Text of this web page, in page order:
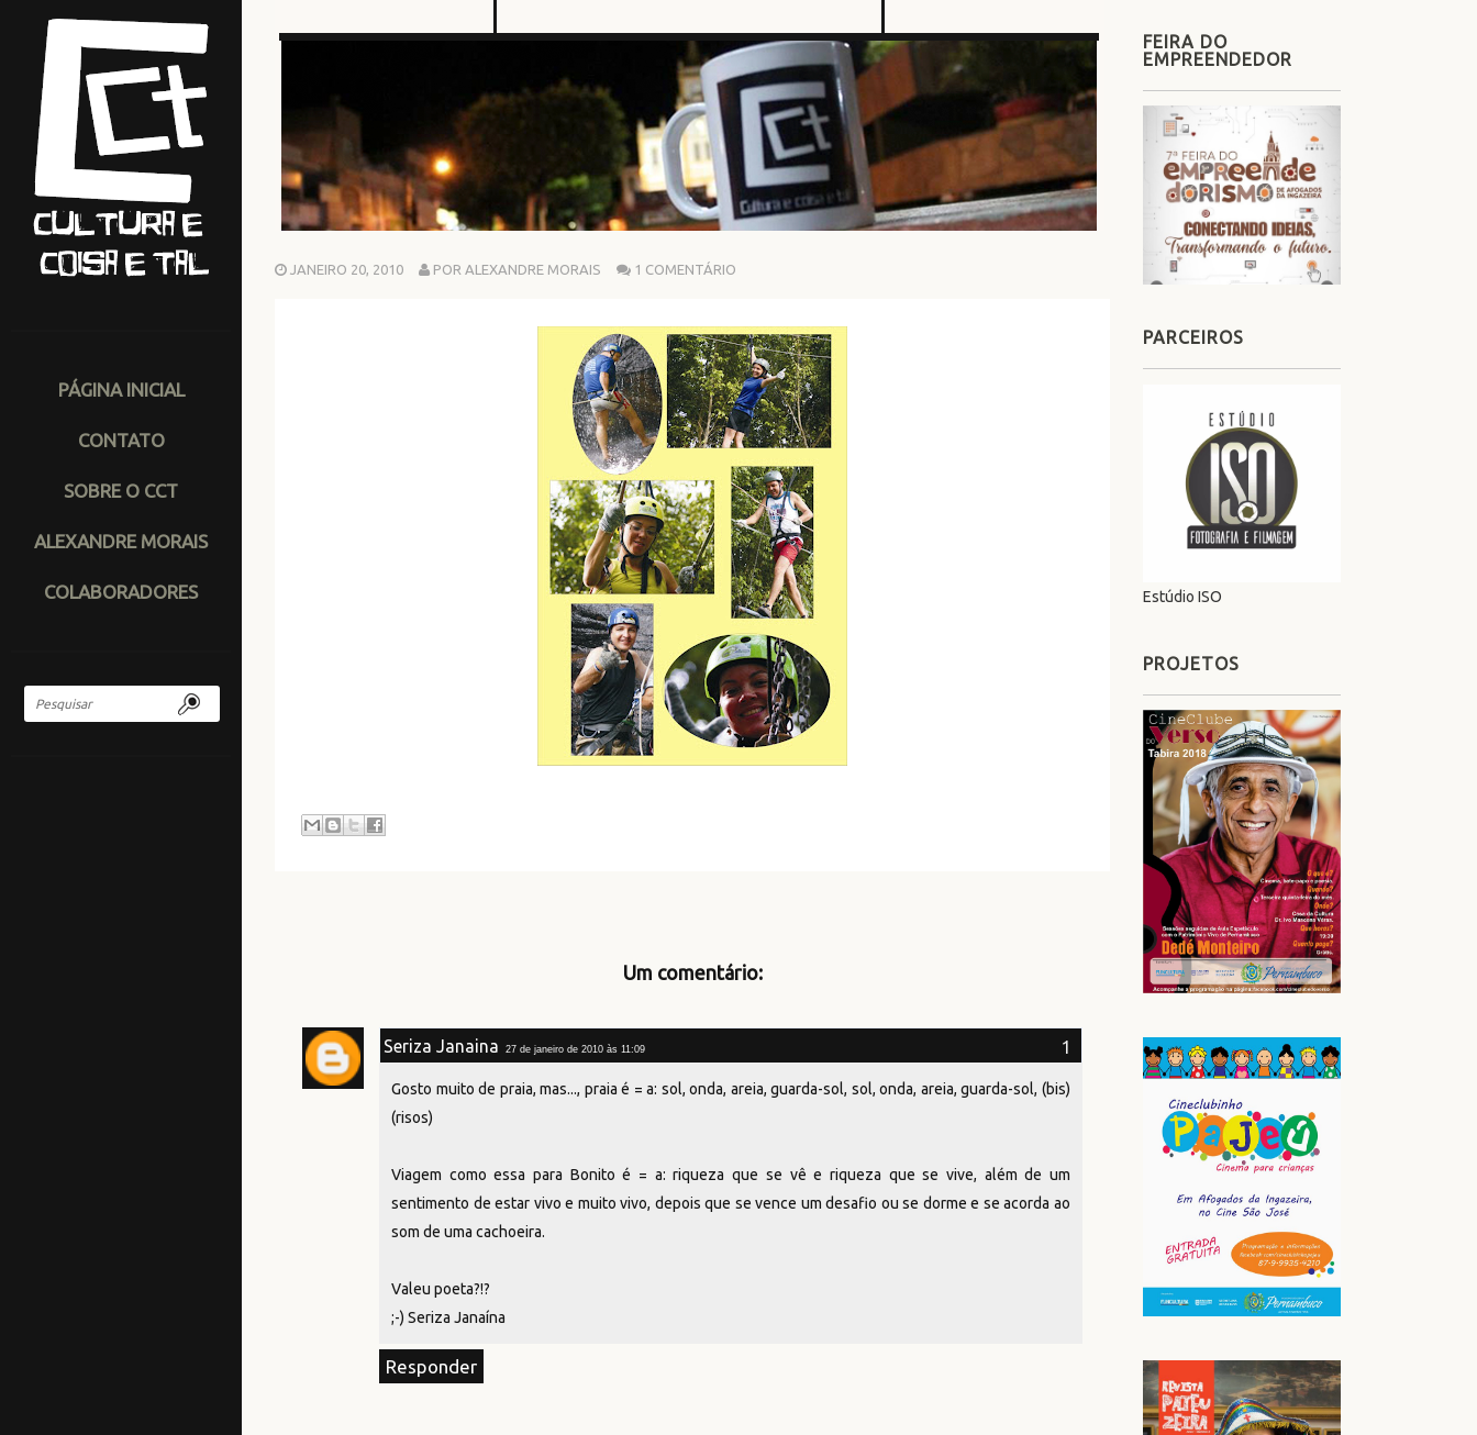
PÁGINA INICIAL
CONTATO
SOBRE O CCT
ALEXANDRE MORAIS
COLABORADORES
JANEIRO 20, 2010 POR ALEXANDRE MORAIS 1 COMENTÁRIO
Um comentário:
Seriza Janaina 27 de janeiro de 2010 às 11:09
Gosto muito de praia, mas..., praia é = a: sol, onda, areia, guarda-sol, sol, onda, areia, guarda-sol, (bis)
(risos)
Viagem como essa para Bonito é = a: riqueza que se vê e riqueza que se vive, além de um
sentimento de estar vivo e muito vivo, depois que se vence um desafio ou se dorme e se acorda ao
som de uma cachoeira.
Valeu poeta?!?
;-) Seriza Janaína
Responder
FEIRA DO
EMPREENDEDOR
PARCEIROS
Estúdio ISO
PROJETOS